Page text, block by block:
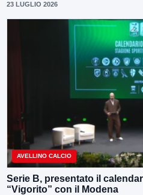
23 LUGLIO 2026
AVELLINO CALCIO
Serie B, presentato il
“Vigorito” con il Modena